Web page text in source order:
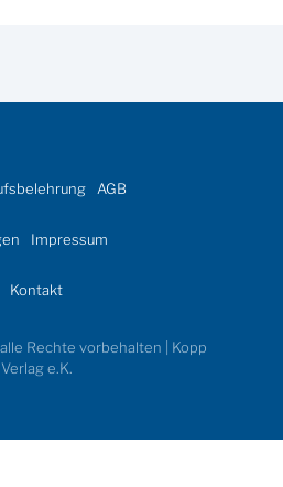
AGB
Impressum
Kontakt
Rechte vorbehalten | Kopp
Verlag e.K.
gesperrten Inhalt.